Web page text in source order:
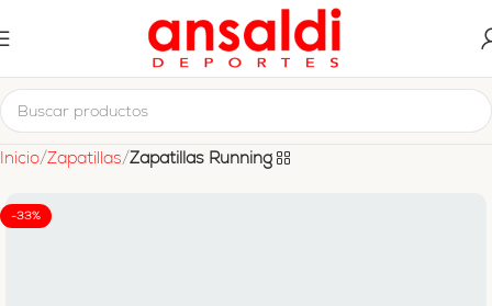
Inicio Zapatillas Zapatillas Running
-33%